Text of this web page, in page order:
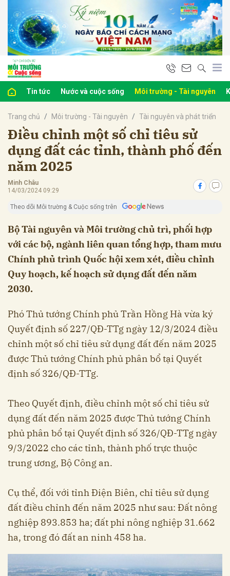
Tin tức Nước và cuộc sống Môi trường - Tài nguyên
Trang chủ Môi trường - Tài nguyên Tài nguyên và phát triển
Điều chỉnh một số chỉ tiêu sử
dụng đất các tỉnh, thành phố đến
năm 2025
Minh Châu
14/03/2024 09:29
Theo dõi Môi trường & Cuộc sống trên
Bộ Tài nguyên và Môi trường chủ trì, phối hợp
với các bộ, ngành liên quan tổng hợp, tham mưu
Chính phủ trình Quốc hội xem xét, điều chỉnh
Quy hoạch, kế hoạch sử dụng đất đến năm
2030.
Phó Thủ tướng Chính phủ Trần Hồng Hà vừa ký
Quyết định số 227/QĐ-TTg ngày 12/3/2024 điều
chỉnh một số chỉ tiêu sử dụng đất đến năm 2025
được Thủ tướng Chính phủ phân bổ tại Quyết
định số 326/QĐ-TTg.
Theo Quyết định, điều chỉnh một số chỉ tiêu sử
dụng đất đến năm 2025 được Thủ tướng Chính
phủ phân bổ tại Quyết định số 326/QĐ-TTg ngày
9/3/2022 cho các tỉnh, thành phố trực thuộc
trung ương, Bộ Công an.
Cụ thể, đối với tỉnh Điện Biên, chỉ tiêu sử dụng
đất điều chỉnh đến năm 2025 như sau: Đất nông
nghiệp 893.853 ha; đất phi nông nghiệp 31.662
ha, trong đó đất an ninh 458 ha.
luận